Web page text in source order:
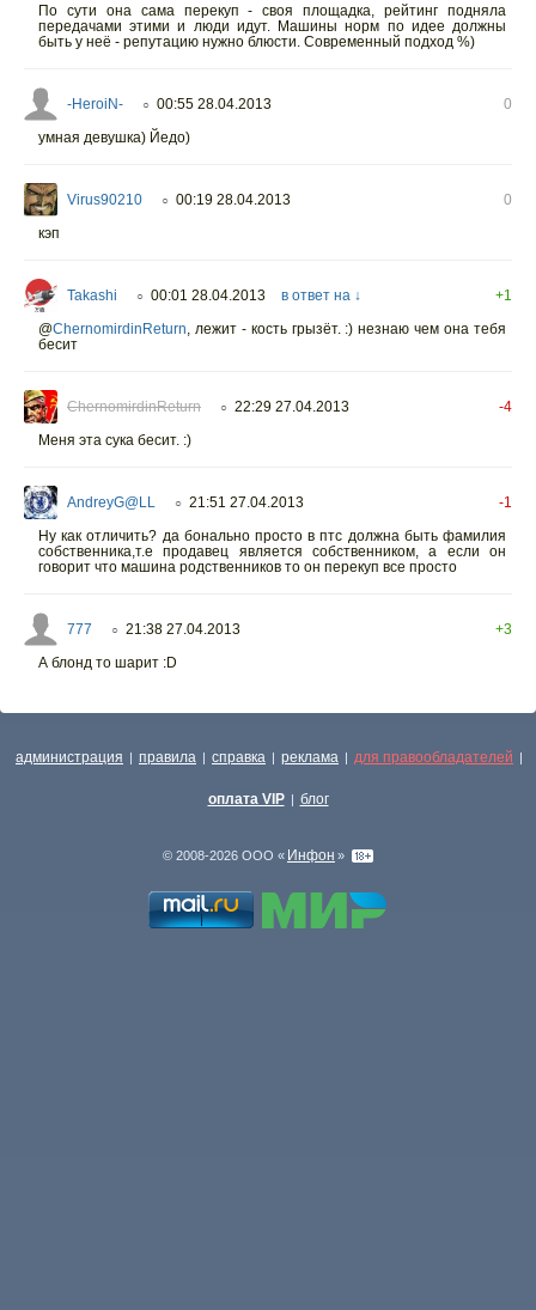
По сути она сама перекуп - своя площадка, рейтинг подняла
передачами этими и люди идут. Машины норм по идее должны
быть у неё - репутацию нужно блюсти. Современный подход %)
-HeroiN- ○ 00:55 28.04.2013
0
умная девушка) Йедо)
Virus90210 ○ 00:19 28.04.2013
0
кэп
Takashi ○ 00:01 28.04.2013 в ответ на ↓
+1
@ChernomirdinReturn
лежит - кость грызёт. :) незнаю чем она тебя
бесит
ChernomirdinReturn ○ 22:29 27.04.2013
-4
Меня эта сука бесит. :)
AndreyG@LL ○ 21:51 27.04.2013
-1
Ну как отличить? да бонально просто в птс должна быть фамилия
собственника,т.е продавец является собственником, а если он
говорит что машина родственников то он перекуп все просто
777 ○ 21:38 27.04.2013
+3
А блонд то шарит :D
администрация | правила | справка | реклама | для правообладателей |
оплата VIP | блог
© 2008-2026 ООО « Инфон »